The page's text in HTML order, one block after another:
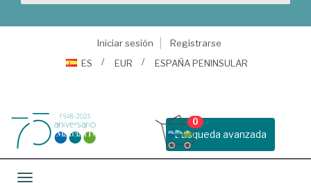
Iniciar sesión
Registrarse
ES
EUR ESPAÑA PENINSULAR
Busqueda avanzada
0
Toggle navigation